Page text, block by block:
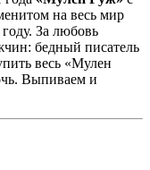
на весь мир
За любовь
бедный писатель
весь «Мулен
Выпиваем и